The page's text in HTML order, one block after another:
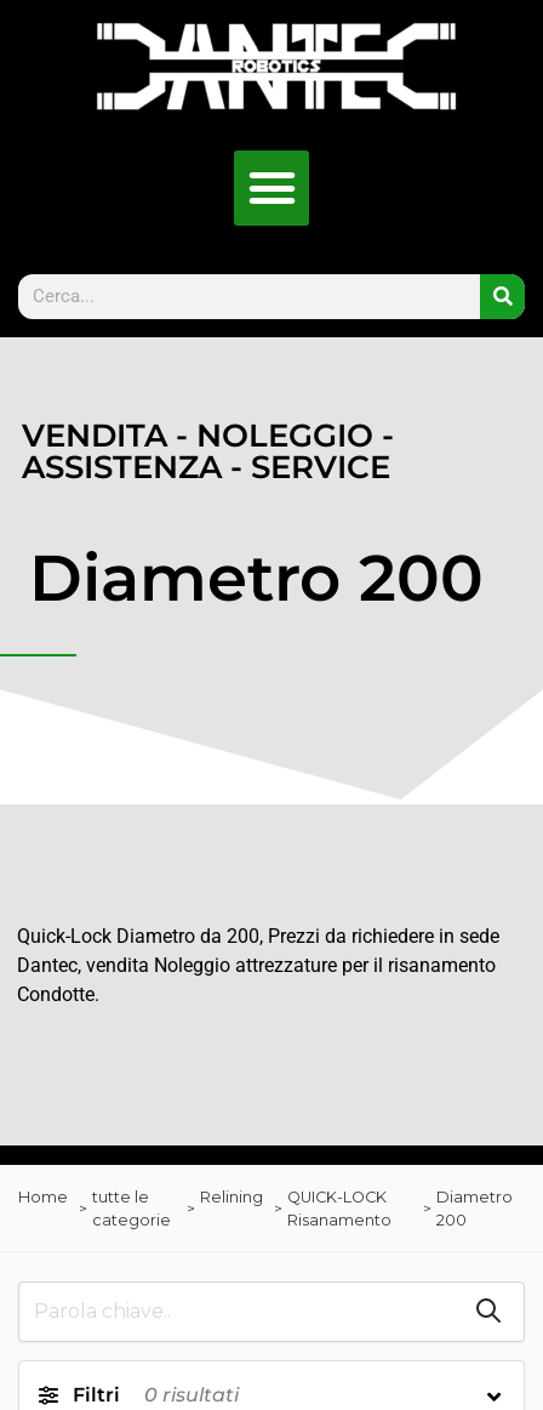
VENDITA - NOLEGGIO -
ASSISTENZA - SERVICE
Diametro 200
Quick-Lock Diametro da 200, Prezzi da richiedere in sede
Dantec, vendita Noleggio attrezzature per il risanamento
Condotte.
Home
tutte le
categorie
Relining
QUICK-LOCK
Risanamento
Diametro
200
Filtri 0 risultati